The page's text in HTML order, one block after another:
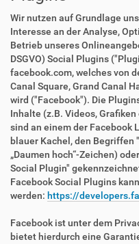
Wir nutzen auf Grundlage
Interesse an der Analyse,
Betrieb unseres
DSGVO) Social Plugins
facebook.com, welches von
Canal Square, Grand Canal
wird ("Facebook"). Die
Inhalte (z.B. Videos,
sind an einem der Facebook
blauer Kachel, den
„Daumen hoch“-Zeichen)
Social Plugin"
Facebook Social Plugins
werden: https://
Facebook ist unter dem
bietet hierdurch eine